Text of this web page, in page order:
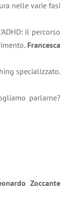
nelle varie fasi
il percorso
Francesca
specializzato.
parlarne?
Zoccante